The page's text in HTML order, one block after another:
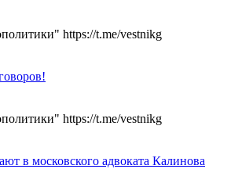
https://t.me/vestnikg
https://t.me/vestnikg
в московского адвоката Калинова